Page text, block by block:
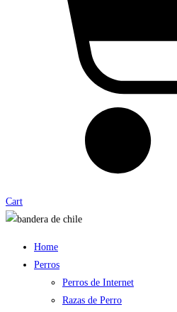
Cart
Home
Perros
Perros de Internet
Razas de Perro